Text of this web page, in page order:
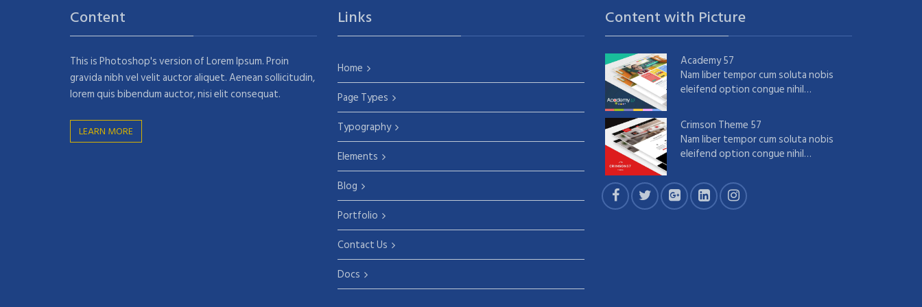
Content
This is Photoshop's version of Lorem Ipsum. Proin
gravida nibh vel velit auctor aliquet. Aenean sollicitudin,
lorem quis bibendum auctor, nisi elit consequat.
LEARN MORE
Links
Home
Page Types
Typography
Elements
Blog
Portfolio
Contact Us
Docs
Content with Picture
Academy 57
Nam liber tempor cum soluta nobis
eleifend option congue nihil…
Crimson Theme 57
Nam liber tempor cum soluta nobis
eleifend option congue nihil…